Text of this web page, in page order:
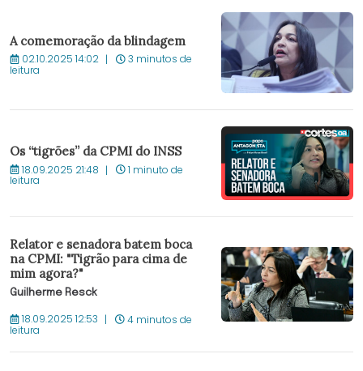
A comemoração da blindagem
02.10.2025 14:02 3 minutos de
leitura
Os “tigrões” da CPMI do INSS
18.09.2025 21:48 1 minuto de
leitura
Relator e senadora batem boca
na CPMI: "Tigrão para cima de
mim agora?"
Guilherme Resck
18.09.2025 12:53 4 minutos de
leitura